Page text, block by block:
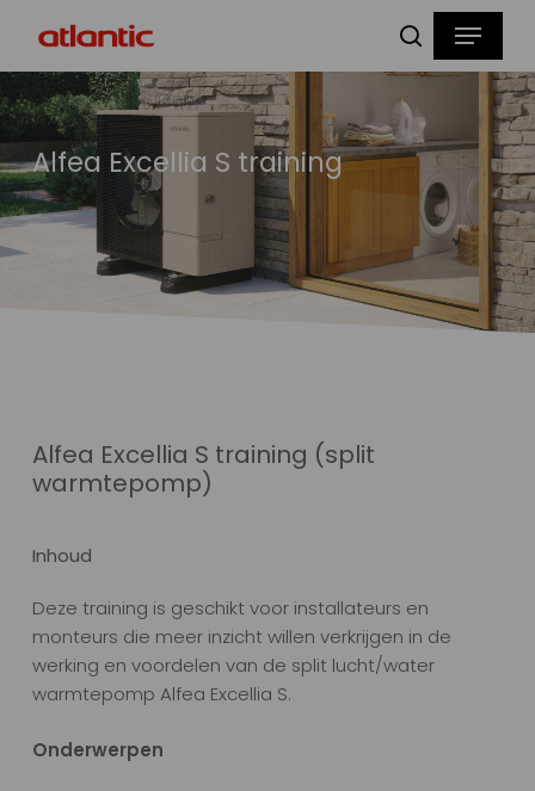
main
content
zoeken
Menu
Alfea Excellia S training
Alfea Excellia S training (split
warmtepomp)
Inhoud
Deze training is geschikt voor installateurs en
monteurs die meer inzicht willen verkrijgen in de
werking en voordelen van de split lucht/water
warmtepomp Alfea Excellia S.
Onderwerpen